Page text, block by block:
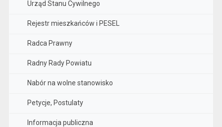
Urząd Stanu Cywilnego
Rejestr mieszkańców i PESEL
Radca Prawny
Radny Rady Powiatu
Nabór na wolne stanowisko
Petycje, Postulaty
Informacja publiczna